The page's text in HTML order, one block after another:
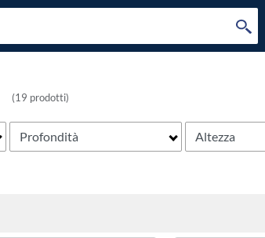
(19 prodotti)
Profondità Altezza